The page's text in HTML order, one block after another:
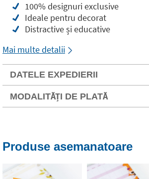
100% designuri exclusive
Ideale pentru decorat
Distractive și educative
Mai multe detalii
DATELE EXPEDIERII
MODALITĂȚI DE PLATĂ
Produse asemanatoare